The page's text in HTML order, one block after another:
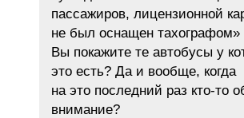
пассажиров, лицензионной
не был оснащен
Вы покажите те автобусы у
это есть? Да и вообще, когда
на это последний раз кто-то
внимание?